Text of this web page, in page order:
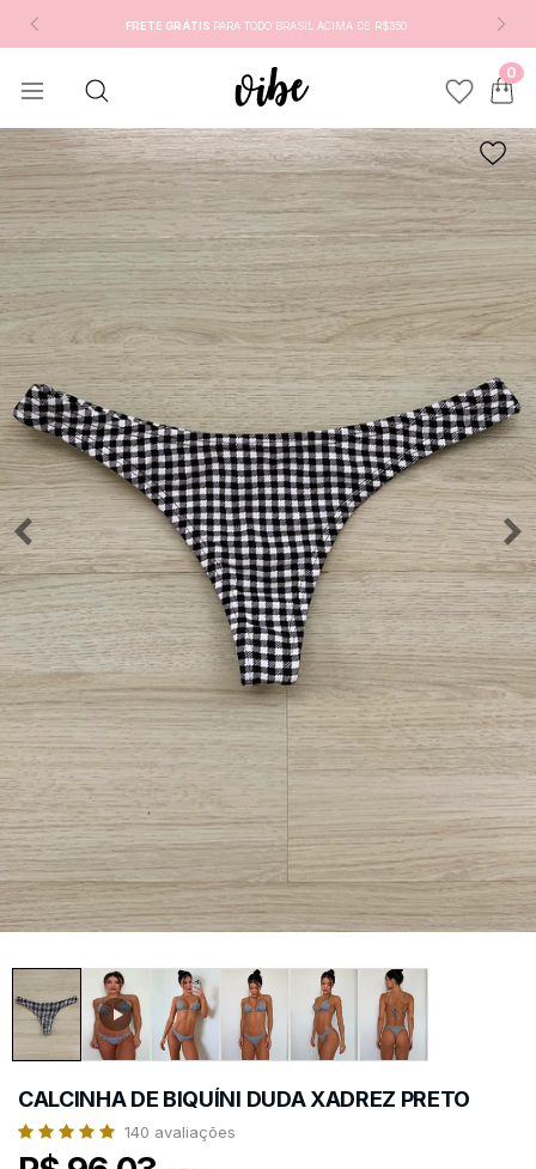
FRETE GRÁTIS PARA TODO BRASIL ACIMA DE R$350
0
CALCINHA DE BIQUÍNI DUDA XADREZ PRETO
140 avaliações